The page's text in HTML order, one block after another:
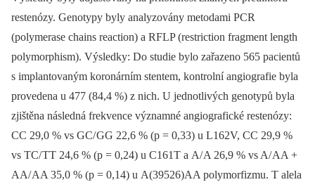
restenózy. Genotypy byly analyzovány metodami PCR
(polymerase chains reaction) a RFLP (restriction fragment length
polymorphism). Výsledky: Do studie bylo zařazeno 565 pacientů
s implantovaným koronárním stentem, kontrolní angiografie byla
provedena u 477 (84,4 %) z nich. U jednotlivých genotypů byla
zjištěna následná frekvence významné angiografické restenózy:
CC 29,0 % vs GC/ GG 22,6 % (p = 0,33) u L162V, CC 29,9 %
vs TC/ TT 24,6 % (p = 0,24) u C161T a A/ A 26,9 % vs A/ AA +
AA/ AA 35,0 % (p = 0,14) u A(39526)AA polymorfizmu. T alela